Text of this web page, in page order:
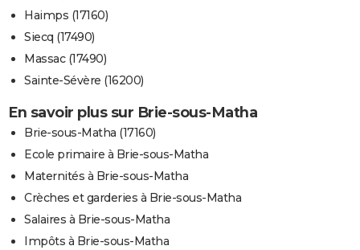
Haimps (17160)
Siecq (17490)
Massac (17490)
Sainte-Sévère (16200)
En savoir plus sur Brie-sous-Matha
Brie-sous-Matha (17160)
Ecole primaire à Brie-sous-Matha
Maternités à Brie-sous-Matha
Crèches et garderies à Brie-sous-Matha
Salaires à Brie-sous-Matha
Impôts à Brie-sous-Matha